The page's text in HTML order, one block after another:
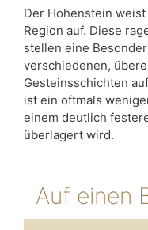
Der Hohenstein
Region auf. Diese
stellen eine
verschiedenen,
Gesteinsschichten
ist ein oftmals
einem deutlich
überlagert wird.
Auf einen